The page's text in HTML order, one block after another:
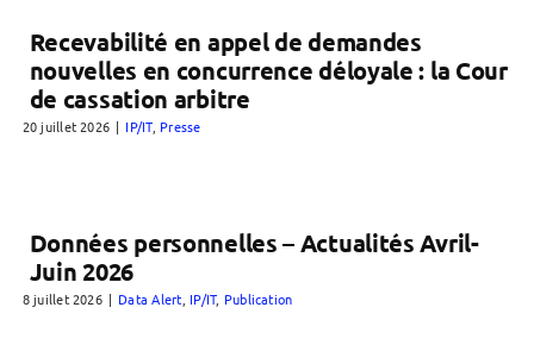
Recevabilité en appel de demandes
nouvelles en concurrence déloyale : la Cour
de cassation arbitre
20 juillet 2026 | IP/IT, Presse
Données personnelles – Actualités Avril-
Juin 2026
8 juillet 2026 | Data Alert IP/IT, Publication